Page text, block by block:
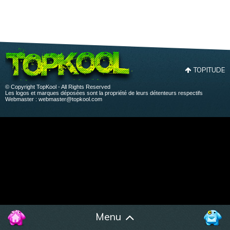
Menu
TOPITUDE
© Copyright TopKool - All Rights Reserved
Les logos et marques déposées sont la propriété de leurs détenteurs respectifs
Webmaster : webmaster@topkool.com